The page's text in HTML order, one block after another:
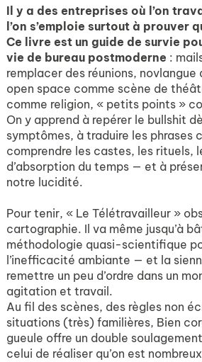
Il y a des entreprises où l’on
l’on s’emploie surtout à prouver
Ce livre est un guide de survie
vie de bureau postmoderne :
remplacer des réunions, novlangue
open space comme scène de
comme religion, « petits points »
On y apprend à repérer le bullshit
symptômes, à traduire les phrases
comprendre les castes, les rituels,
d’absorption du temps — et à
notre lucidité.
Pour tenir, « Le Télétravailleur »
cartographie. Il va même jusqu’à
méthodologie quasi-scientifique
l’inefficacité ambiante — et la
remettre un peu d’ordre dans un
agitation et travail.
Au fil des scènes, des règles non
situations (très) familières, Bien
gueule offre un double
celui de réaliser qu’on est